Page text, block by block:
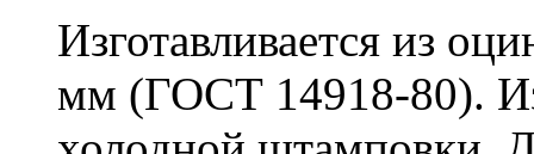
Изготавливается из
мм (ГОСТ 14918-80).